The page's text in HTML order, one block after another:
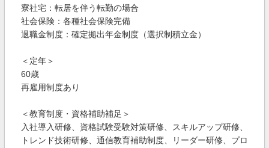
寮社宅：転居を伴う転勤の場合
社会保険：各種社会保険完備
退職金制度：確定拠出年金制度（選択制積立金）
＜定年＞
60歳
再雇用制度あり
＜教育制度・資格補助補足＞
入社導入研修、資格試験受験対策研修、スキルアップ研修、
トレンド技術研修、通信教育補助制度、リーダー研修、プロ